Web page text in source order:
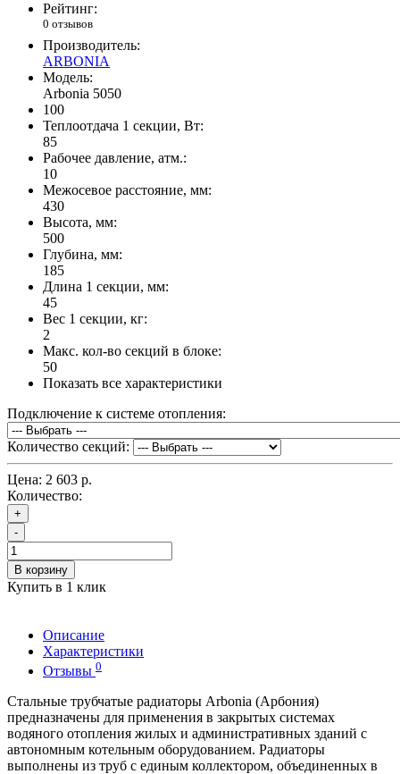
Рейтинг:
0 отзывов
Производитель:
ARBONIA
Модель:
Arbonia 5050
100
Теплоотдача 1 секции, Вт:
85
Рабочее давление, атм.:
10
Межосевое расстояние, мм:
430
Высота, мм:
500
Глубина, мм:
185
Длина 1 секции, мм:
45
Вес 1 секции, кг:
2
Макс. кол-во секций в блоке:
50
Показать все характеристики
Подключение к системе отопления:
Количество секций:
Цена: 2 603 р.
Количество:
+
-
В корзину
Купить в 1 клик
Описание
Характеристики
Отзывы 0
Стальные трубчатые радиаторы Arbonia (Арбония)
предназначены для применения в закрытых системах
водяного отопления жилых и административных зданий с
автономным котельным оборудованием. Радиаторы
выполнены из труб с единым коллектором, объединенных в